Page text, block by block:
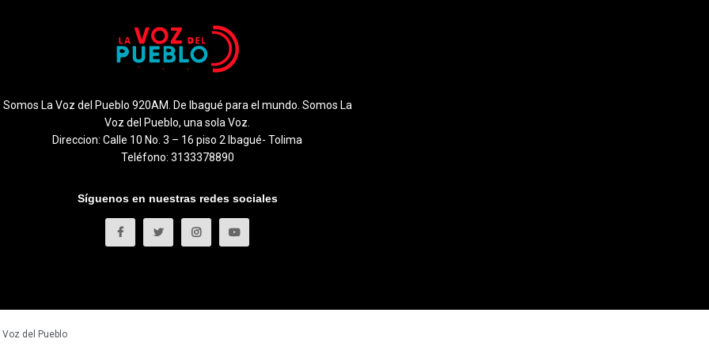
Somos La Voz del Pueblo 920AM. De Ibagué para el mundo. Somos La
Voz del Pueblo, una sola Voz.
Direccion: Calle 10 No. 3 – 16 piso 2 Ibagué- Tolima
Teléfono: 3133378890
Síguenos en nuestras redes sociales
Voz del Pueblo